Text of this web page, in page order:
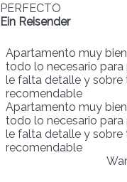
PERFECTO
Ein Reisender
Apartamento muy
todo lo necesario
le falta detalle y sobre
recomendable
Apartamento muy
todo lo necesario
le falta detalle y sobre
recomendable